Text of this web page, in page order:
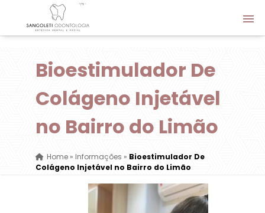
Bioestimulador De
Colágeno Injetável
no Bairro do Limão
Home» Informações » Bioestimulador De
Colágeno Injetável no Bairro do Limão